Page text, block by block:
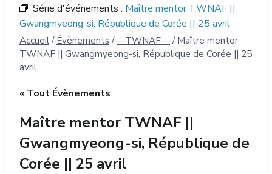
Série d'événements : Maître mentor TWNAF ||
Gwangmyeong-si, République de Corée || 25 avril
Accueil / Évènements / —TWNAF— / Maître mentor
TWNAF || Gwangmyeong-si, République de Corée || 25
avril
« Tout Évènements
Maître mentor TWNAF ||
Gwangmyeong-si, République de
Corée || 25 avril